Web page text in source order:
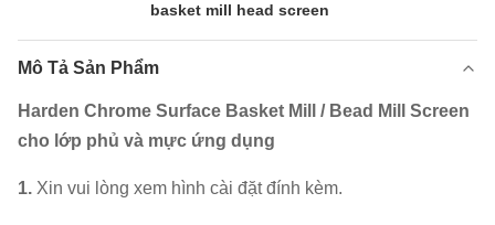
basket mill head screen
Mô Tả Sản Phẩm
Harden Chrome Surface Basket Mill / Bead Mill Screen
cho lớp phủ và mực ứng dụng
1. Xin vui lòng xem hình cài đặt đính kèm.